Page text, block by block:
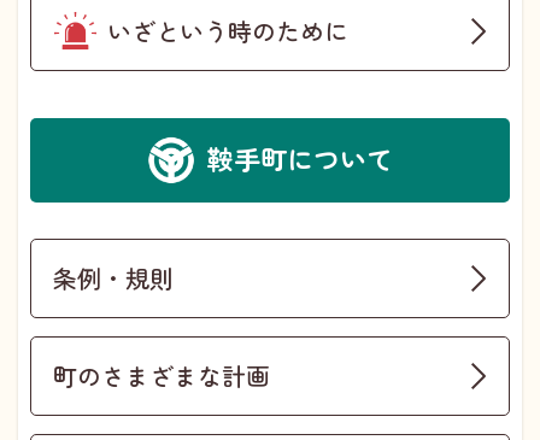
いざという時のために
鞍手町について
条例・規則
町のさまざまな計画